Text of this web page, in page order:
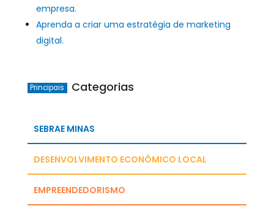
empresa.
Aprenda a criar uma estratégia de marketing
digital.
Principais Categorias
SEBRAE MINAS
DESENVOLVIMENTO ECONÔMICO LOCAL
EMPREENDEDORISMO